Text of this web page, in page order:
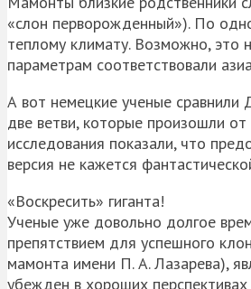
«слон перворожденный»). По
теплому климату. Возможно, это
параметрам соответствовали
А вот немецкие ученые
две ветви, которые произошли
исследования показали, что
версия не кажется
«Воскресить» гиганта!
Ученые уже довольно долгое
препятствием для успешного
мамонта имени П. А. Лазарева),
убежден в хороших